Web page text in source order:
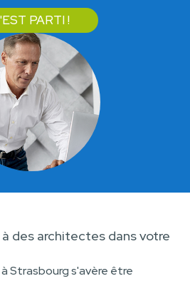
PARTI !
des architectes dans votre
Strasbourg s'avère être